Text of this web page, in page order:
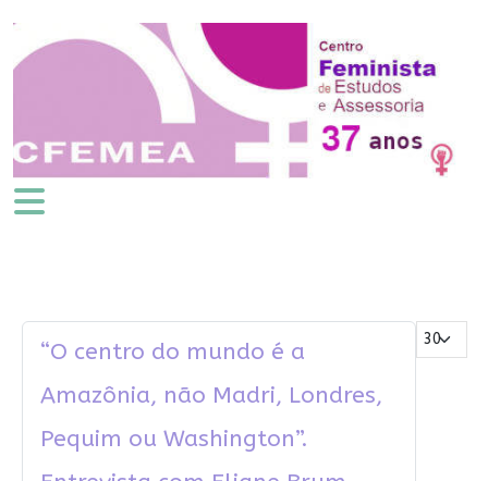
Mostrar #
“O centro do mundo é a
Amazônia, não Madri, Londres,
Pequim ou Washington”.